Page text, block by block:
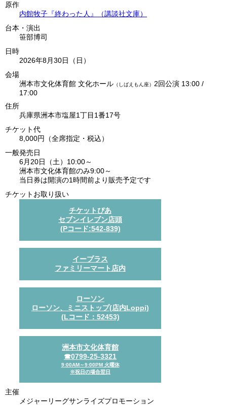
原作
内館牧子『終わった人』（講談社文庫）
台本・演出
笹部博司
日時
2026年8月30日（日）
会場
洲本市文化体育館 文化ホール （しばえもん座） 2回公演 13:00 /
17:00
住所
兵庫県洲本市塩屋1丁目1番17号
チケット代
8,000円（全席指定・税込）
一般発売日
6月20日（土）10:00～
洲本市文化体育館のみ9:00～
当日券は開演の1時間前より販売予定です
チケットお取り扱い
チケットぴあ
セブンイレブン店頭
(Pコード:542-839)
イープラス
ファミリーマート店内
ローソン
ローソン、ミニストップ(店内Loppi)
(Lコード：52453)
洲本市文化体育館
☎0799-25-3321
9:00AM～9:00PM 火曜休
※祝日の場合翌日
主催
メジャーリーグサンライズプロモーション